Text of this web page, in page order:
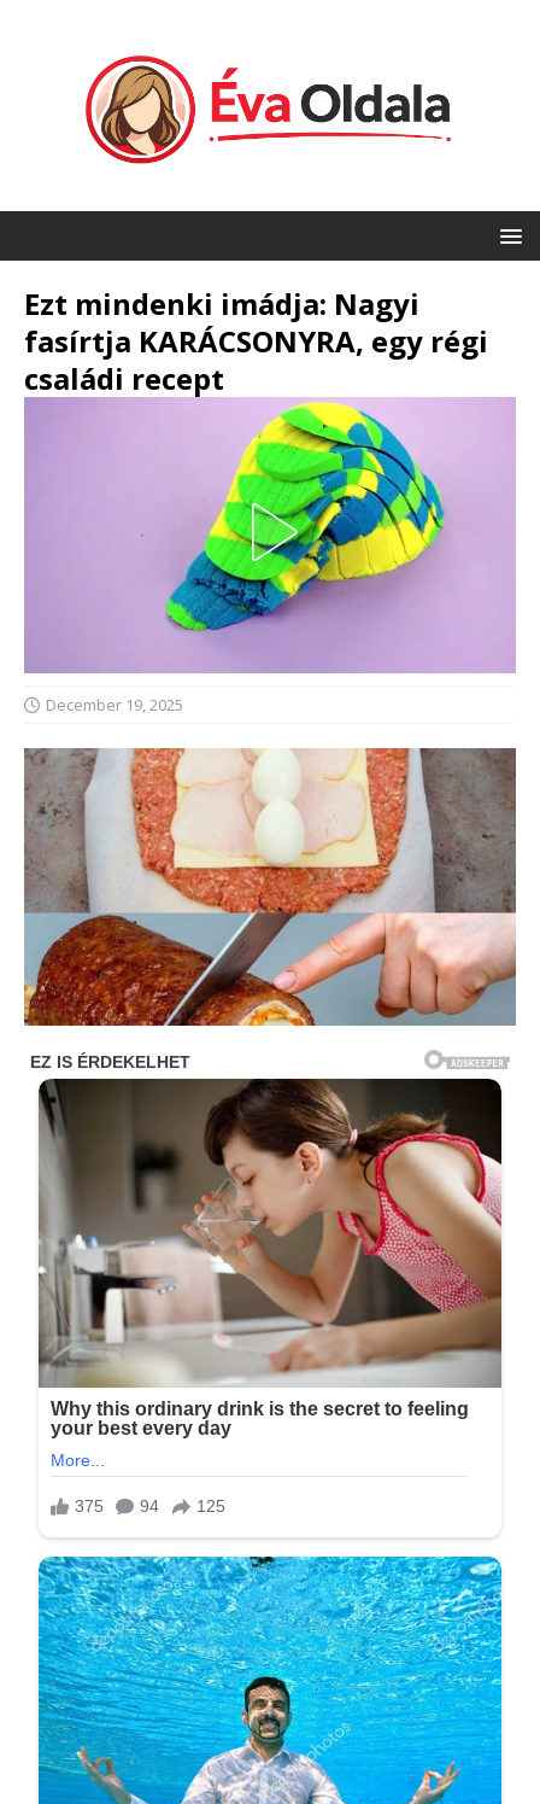
Ezt mindenki imádja: Nagyi
fasírtja KARÁCSONYRA, egy régi
családi recept
December 19, 2025